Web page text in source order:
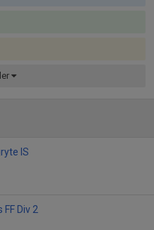
IS
Div 2